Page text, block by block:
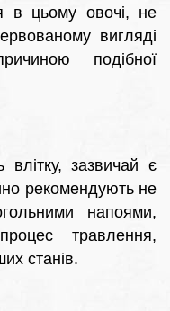
в цьому овочі, не
вигляді
подібної
влітку, зазвичай є
рекомендують не
напоями,
травлення,
станів.